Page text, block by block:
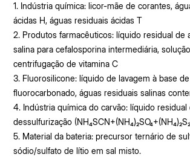
1. Indústria química: licor-mãe de corantes,
ácidas H, águas residuais ácidas T
2. Produtos farmacêuticos: líquido residual de
salina para cefalosporina intermediária,
centrifugação de vitamina C
3. Fluorosilicone: líquido de lavagem à base
fluorocarbonado, águas residuais salinas
4. Indústria química do carvão: líquido residual
dessulfurização
5. Material da bateria: precursor ternário de
sódio/sulfato de lítio em sal misto.